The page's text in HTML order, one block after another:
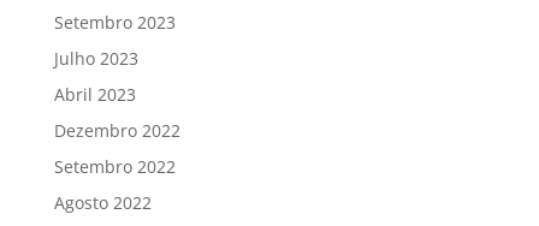
Setembro 2023
Julho 2023
Abril 2023
Dezembro 2022
Setembro 2022
Agosto 2022